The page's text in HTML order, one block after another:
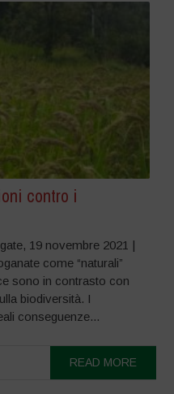
contro i
19 novembre 2021 |
come “naturali”
sono in contrasto con
biodiversità. I
conseguenze...
READ MORE